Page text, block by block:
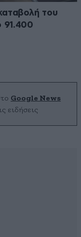
του
91.400
Google News
ειδήσεις